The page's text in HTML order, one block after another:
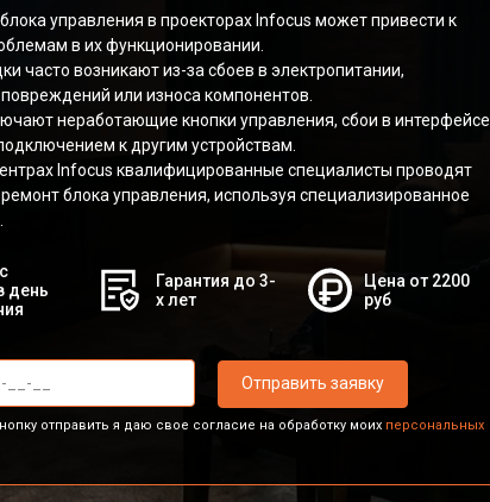
управления в проекторах Infocus может привести к
в их функционировании.
часто возникают из-за сбоев в электропитании,
или износа компонентов.
неработающие кнопки управления, сбои в интерфейсе
к другим устройствам.
Infocus квалифицированные специалисты проводят
ремонт блока управления, используя специализированное
день
Гарантия до 3-
х лет
Цена от 2200
руб
Отправить заявку
отправить я даю свое согласие на обработку моих персональных